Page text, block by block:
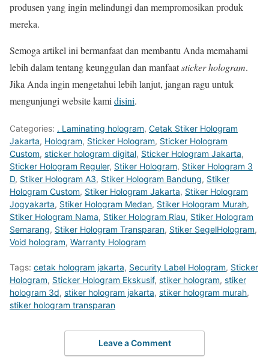
produsen yang ingin melindungi dan mempromosikan produk
mereka.
Semoga artikel ini bermanfaat dan membantu Anda memahami
lebih dalam tentang keunggulan dan manfaatsticker hologram.
Jika Anda ingin mengetahui lebih lanjut, jangan ragu untuk
mengunjungi website kami disini.
Categories: . Laminating hologram, Cetak Stiker Hologram
Jakarta, Hologram, Sticker Hologram, Sticker Hologram
Custom, sticker hologram digital, Sticker Hologram Jakarta,
Sticker Hologram Reguler, Stiker Hologram, Stiker Hologram 3
D, Stiker Hologram A3, Stiker Hologram Bandung, Stiker
Hologram Custom, Stiker Hologram Jakarta, Stiker Hologram
Jogyakarta, Stiker Hologram Medan, Stiker Hologram Murah,
Stiker Hologram Nama, Stiker Hologram Riau, Stiker Hologram
Semarang, Stiker Hologram Transparan, Stiker SegelHologram,
Void hologram, Warranty Hologram
Tags: cetak hologram jakarta, Security Label Hologram, Sticker
Hologram, Sticker Hologram Ekskusif, stiker hologram, stiker
hologram 3d, stiker hologram jakarta, stiker hologram murah,
stiker hologram transparan
Leave a Comment